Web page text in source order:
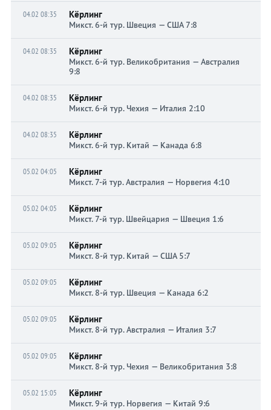
04.02 08:35 Кёрлинг
Микст. 6-й тур. Швеция — США 7:8
04.02 08:35 Кёрлинг
Микст. 6-й тур. Великобритания — Австралия
9:8
04.02 08:35 Кёрлинг
Микст. 6-й тур. Чехия — Италия 2:10
04.02 08:35 Кёрлинг
Микст. 6-й тур. Китай — Канада 6:8
05.02 04:05 Кёрлинг
Микст. 7-й тур. Австралия — Норвегия 4:10
05.02 04:05 Кёрлинг
Микст. 7-й тур. Швейцария — Швеция 1:6
05.02 09:05 Кёрлинг
Микст. 8-й тур. Китай — США 5:7
05.02 09:05 Кёрлинг
Микст. 8-й тур. Швеция — Канада 6:2
05.02 09:05 Кёрлинг
Микст. 8-й тур. Австралия — Италия 3:7
05.02 09:05 Кёрлинг
Микст. 8-й тур. Чехия — Великобритания 3:8
05.02 15:05 Кёрлинг
Микст. 9-й тур. Норвегия — Китай 9:6